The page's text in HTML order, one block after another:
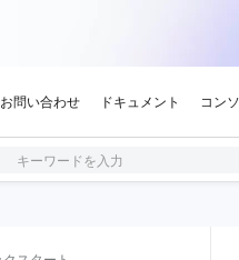
キーワードを入力